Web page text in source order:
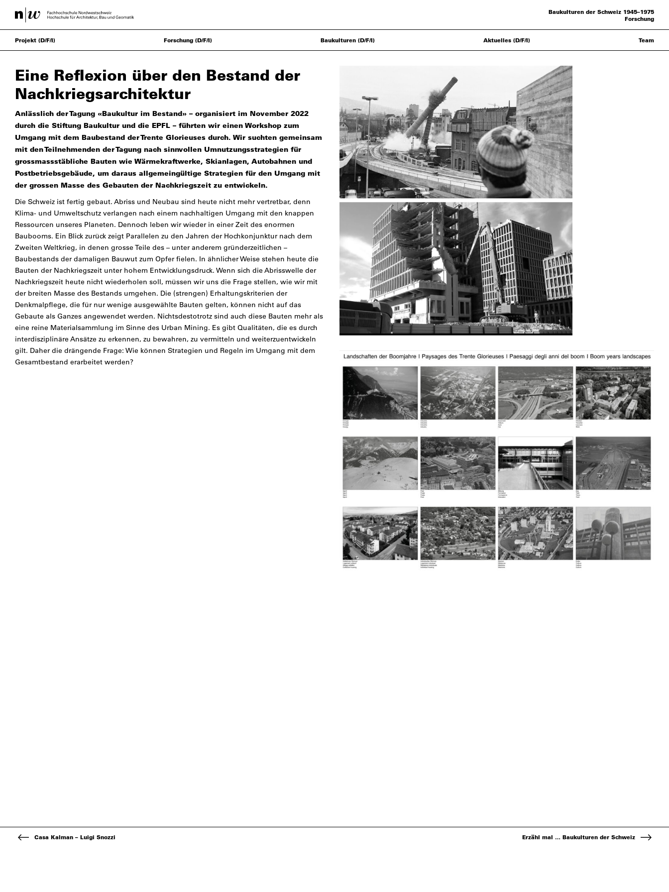
Baukulturen der Schweiz 1945–1975
Forschung
Projekt (D/F/I) Forschung (D/F/I) Baukulturen (D/F/I) Aktuelles (D/F/I) Team
Eine Reflexion über den Bestand der
Nachkriegsarchitektur
Anlässlich der Tagung «Baukultur im Bestand» – organisiert im November 2022
durch die Stiftung Baukultur und die EPFL – führten wir einen Workshop zum
Umgang mit dem Baubestand der Trente Glorieuses durch. Wir suchten gemeinsam
mit den Teilnehmenden der Tagung nach sinnvollen Umnutzungsstrategien für
grossmassstäbliche Bauten wie Wärmekraftwerke, Skianlagen, Autobahnen und
Postbetriebsgebäude, um daraus allgemeingültige Strategien für den Umgang mit
der grossen Masse des Gebauten der Nachkriegszeit zu entwickeln.
Die Schweiz ist fertig gebaut. Abriss und Neubau sind heute nicht mehr vertretbar, denn
Klima- und Umweltschutz verlangen nach einem nachhaltigen Umgang mit den knappen
Ressourcen unseres Planeten. Dennoch leben wir wieder in einer Zeit des enormen
Baubooms. Ein Blick zurück zeigt Parallelen zu den Jahren der Hochkonjunktur nach dem
Zweiten Weltkrieg, in denen grosse Teile des – unter anderem gründerzeitlichen –
Baubestands der damaligen Bauwut zum Opfer fielen. In ähnlicher Weise stehen heute die
Bauten der Nachkriegszeit unter hohem Entwicklungsdruck. Wenn sich die Abrisswelle der
Nachkriegszeit heute nicht wiederholen soll, müssen wir uns die Frage stellen, wie wir mit
der breiten Masse des Bestands umgehen. Die (strengen) Erhaltungskriterien der
Denkmalpflege, die für nur wenige ausgewählte Bauten gelten, können nicht auf das
Gebaute als Ganzes angewendet werden. Nichtsdestotrotz sind auch diese Bauten mehr als
eine reine Materialsammlung im Sinne des Urban Mining. Es gibt Qualitäten, die es durch
interdisziplinäre Ansätze zu erkennen, zu bewahren, zu vermitteln und weiterzuentwickeln
gilt. Daher die drängende Frage: Wie können Strategien und Regeln im Umgang mit dem
Gesamtbestand erarbeitet werden?
Casa Kalman – Luigi Snozzi Erzähl mal … Baukulturen der Schweiz